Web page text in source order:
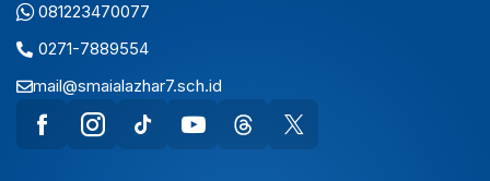
081223470077
0271-7889554
mail@smaialazhar7.sch.id